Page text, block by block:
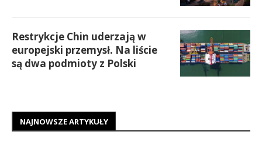
Restrykcje Chin uderzają w
europejski przemysł. Na liście
są dwa podmioty z Polski
NAJNOWSZE ARTYKUŁY